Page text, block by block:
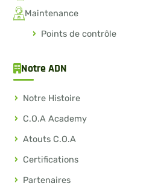
Maintenance
Points de contrôle
Notre ADN
Notre Histoire
C.O.A Academy
Atouts C.O.A
Certifications
Partenaires